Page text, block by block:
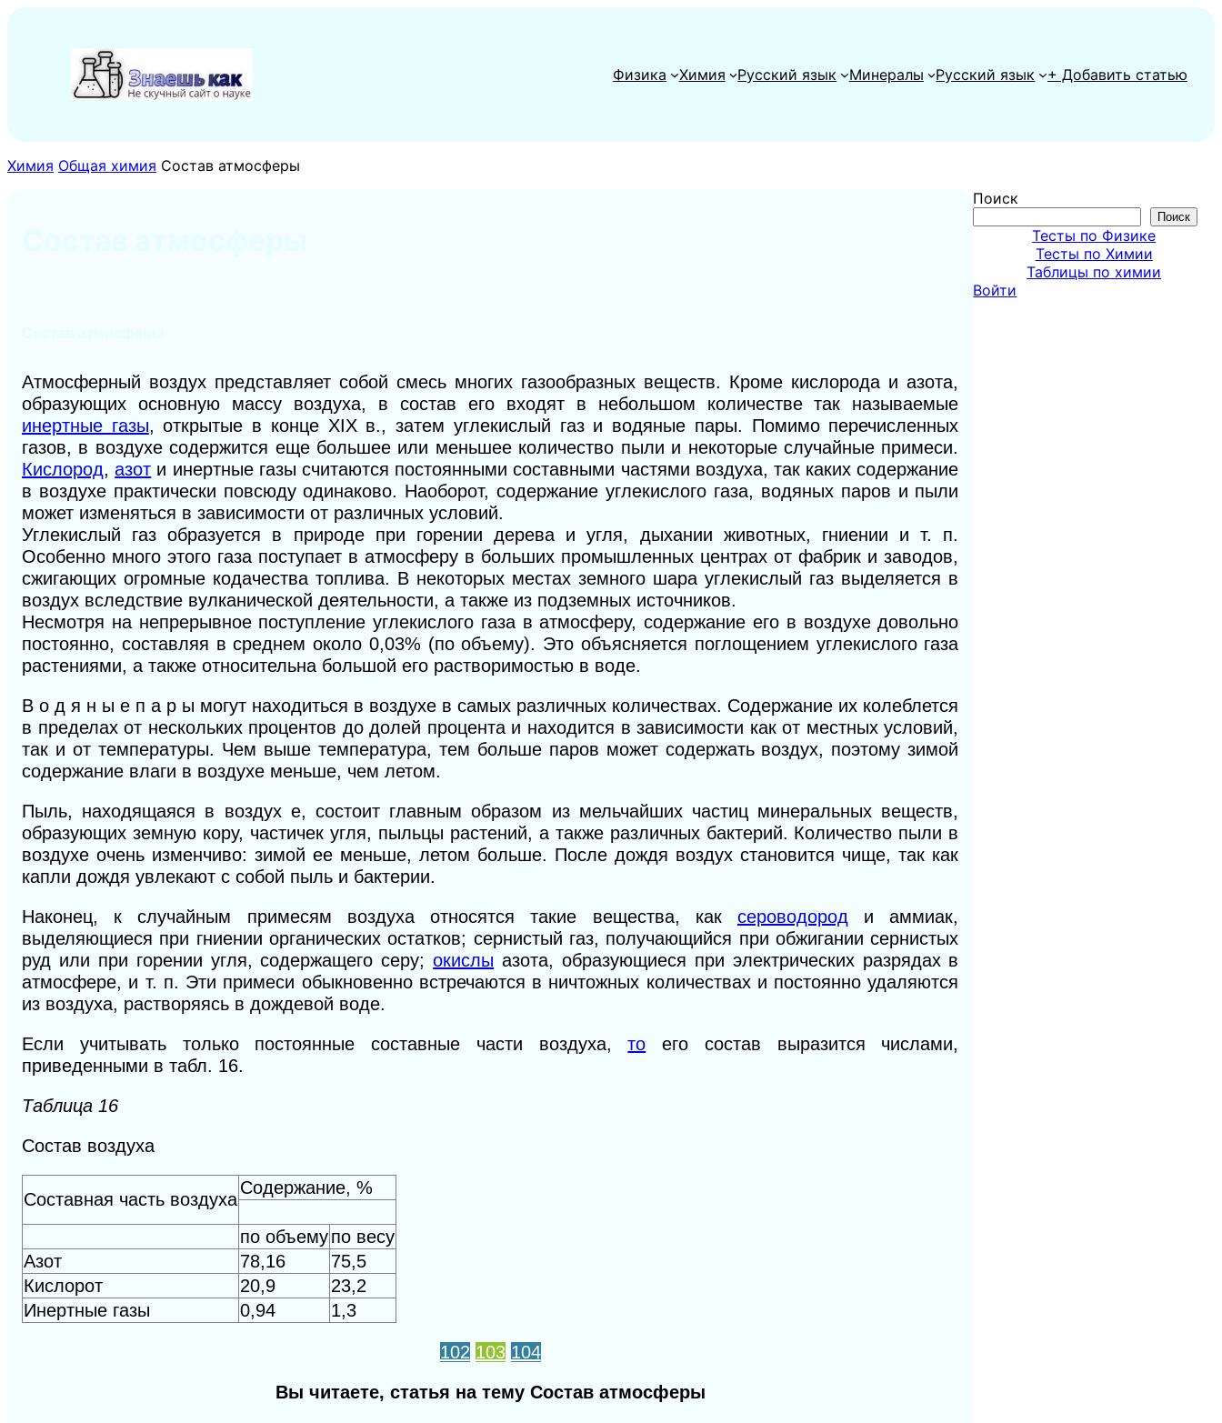
содержимому
Физика
Химия Русский язык Минералы Русский язык + Добавить статью
Химия Общая химия Состав атмосферы
Атмосферный воздух представляет собой смесь многих газообразных веществ. Кроме кислорода и азота,
образующих основную массу воздуха, в состав его входят в небольшом количестве так называемые
инертные газы, откры­тые в конце XIX в., затем углекислый газ и водяные пары. По­мимо перечисленных
газов, в воздухе содержится еще большее или меньшее количество пыли и некоторые случайные примеси.
Кислород,азот и инертные газы считаются постоянными со­ставными частями воздуха, так каких содержание
в воздухе практически повсюду одинаково. Наоборот, содержание углекис­лого газа, водяных паров и пыли
может изменяться в зависимо­сти от различных условий.
Углекислый газ образуется в природе при горении де­рева и угля, дыхании животных, гниении и т. п.
Особенно много этого газа поступает в атмосферу в больших промышленных центрах от фабрик и заводов,
сжигающих огромные кодачества топлива. В некоторых местах земного шара углекислый газ вы­деляется в
воздух вследствие вулканической деятельности, а также из подземных источников.
Несмотря на непрерывное поступление углекислого газа в атмосферу, содержание его в воздухе довольно
постоянно, со­ставляя в среднем около 0,03% (по объему). Это объясняется поглощением углекислого газа
растениями, а также относительна большой его растворимостью в воде.
В о д я н ы е п а р ы могут находиться в воздухе в самых различных количествах. Содержание их колеблется
в пределах от нескольких процентов до долей процента и находится в зависимости как от местных условий,
так и от температуры. Чем выше температура, тем больше паров может содержать воздух, поэтому зимой
содержание влаги в воздухе меньше, чем ле­том.
Пыль, находящаяся в воздух е, состоит главным образом из мельчайших частиц минеральных веществ,
образующих земную кору, частичек угля, пыльцы растений, а также различных бактерий. Количество пыли в
воздухе очень изменчиво: зимой ее меньше, летом больше. После дождя воздух становится чище, так как
капли дождя увлекают с собой пыль и бактерии.
Наконец, к случайным примесям воздуха относятся такие ве­щества, как сероводороди аммиак,
выделяющиеся при гниении органических остатков; сернистый газ, получающийся при обжи­гании сернистых
руд или при горении угля, содержащего серу;окислы азота, образующиеся при электрических разрядах в
атмо­сфере, и т. п. Эти примеси обыкновенно встречаются в ничтож­ных количествах и постоянно удаляются
из воздуха, растворяясь в дождевой воде.
Если учитывать только постоянные составные части воздуха,то его состав выразится числами,
приведенными в табл. 16.
Таблица 16
Состав воздуха
Составная часть воздуха
Содержание, %
по объемупо весу
Азот
78,16
75,5
Кислорот
20,9
23,2
Инертные газы
0,94 1,3
102 103 104
Вы читаете, статья на тему Состав атмосферы
Поиск
Поиск
Тесты по Физике
Тесты по Химии
Таблицы по химии
Войти